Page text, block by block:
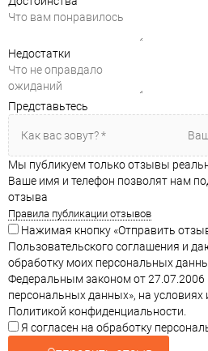
Недостатки
Представьтесь
Мы публикуем только отзывы
Ваше имя и телефон позволят нам
отзыва
Правила публикации отзывов
Нажимая кнопку «Отправить
Пользовательского соглашения и
обработку моих персональных
Федеральным законом от
персональных данных», на условиях
Политикой конфиденциальности.
Я согласен на обработку